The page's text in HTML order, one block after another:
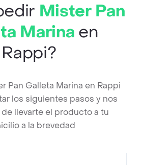
Mister Pan
Marina en
Rappi?
Pan Galleta Marina en Rappi
los siguientes pasos y nos
llevarte el producto a tu
a la brevedad